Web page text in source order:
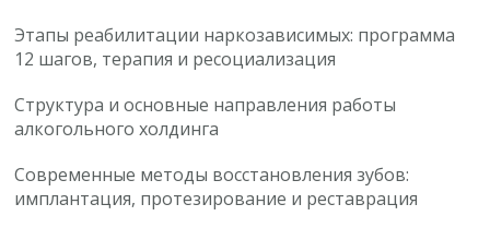
Этапы реабилитации наркозависимых: программа
12 шагов, терапия и ресоциализация
Структура и основные направления работы
алкогольного холдинга
Современные методы восстановления зубов:
имплантация, протезирование и реставрация